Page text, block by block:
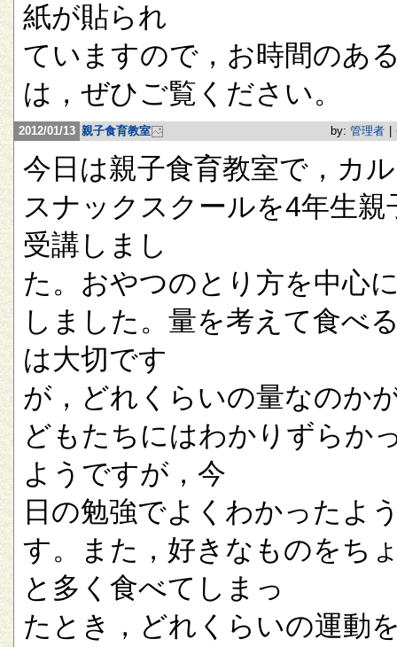
紙が貼られ
ていますので，お時間のあ
は，ぜひご覧ください。
2012/01/13 親子食育教室 by: 管理者
今日は親子食育教室で，カ
スナックスクールを4年生親
受講しまし
た。おやつのとり方を中心
しました。量を考えて食べ
は大切です
が，どれくらいの量なのか
どもたちにはわかりずらか
ようですが，今
日の勉強でよくわかったよ
す。また，好きなものをち
と多く食べてしまっ
たとき，どれくらいの運動